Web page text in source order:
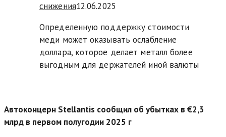
снижения12.06.2025
Определенную поддержку стоимости
меди может оказывать ослабление
доллара, которое делает металл более
выгодным для держателей иной валюты
Автоконцерн Stellantis сообщил об убытках в €2,3
млрд в первом полугодии 2025 г